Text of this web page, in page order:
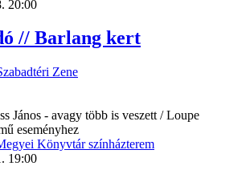
20:00
// Barlang kert
Zene
Könyvtár színházterem
19:00